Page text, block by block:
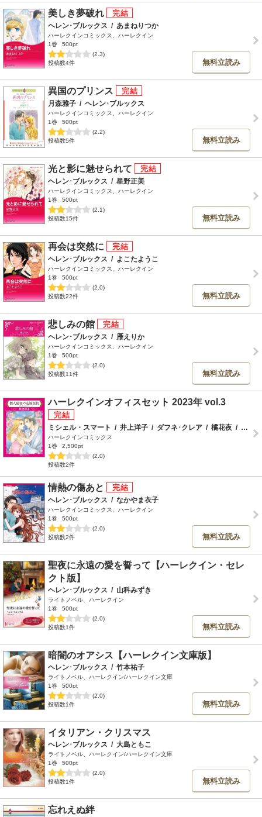
美しき夢破れ
ヘレン･ブルックス / あまねりつか
ハーレクインコミックス、ハーレクイン
1巻
500pt
(2.3)
投稿数4件
無料立読み
異国のプリンス
月森雅子 / ヘレン･ブルックス
ハーレクインコミックス、ハーレクイン
1巻
500pt
(2.2)
投稿数5件
無料立読み
光と影に魅せられて
ヘレン･ブルックス / 星野正美
ハーレクインコミックス、ハーレクイン
1巻
500pt
(2.1)
投稿数15件
無料立読み
再会は突然に
ヘレン･ブルックス / よこたようこ
ハーレクインコミックス、ハーレクイン
1巻
500pt
(2.0)
投稿数22件
無料立読み
悲しみの館
ヘレン･ブルックス / 雁えりか
ハーレクインコミックス、ハーレクイン
1巻
500pt
(2.0)
投稿数11件
無料立読み
ハーレクインオフィスセット 2023年 vol.3
ミシェル・スマート / 井上洋子 / ダフネ･クレア / 橘花夜 /
ハーレクインコミックス
1巻
2,500pt
(2.0)
投稿数2件
情熱の傷あと
ヘレン･ブルックス / なかやま衣子
ハーレクインコミックス、ハーレクイン
1巻
500pt
(2.0)
投稿数2件
無料立読み
聖夜に永遠の愛を誓って【ハーレクイン・セレ
クト版】
ヘレン･ブルックス / 山科みずき
ライトノベル、ハーレクイン
1巻
500pt
(2.0)
投稿数1件
無料立読み
暗闇のオアシス【ハーレクイン文庫版】
ヘレン･ブルックス / 竹本祐子
ライトノベル、ハーレクイン/ハーレクイン文庫
1巻
500pt
(2.0)
投稿数1件
無料立読み
イタリアン・クリスマス
ヘレン･ブルックス / 大島ともこ
ライトノベル、ハーレクイン/ハーレクイン文庫
1巻
500pt
(2.0)
投稿数1件
無料立読み
忘れえぬ絆